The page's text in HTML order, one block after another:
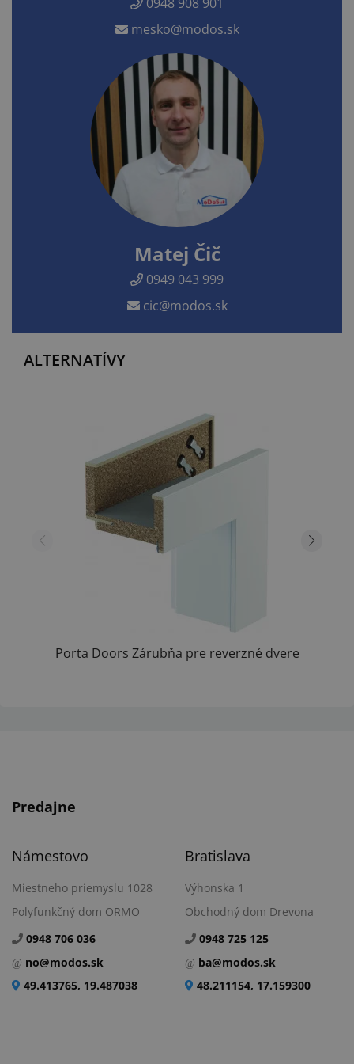
mesko@modos.sk
Matej Čič
0949 043 999
cic@modos.sk
ALTERNATÍVY
Porta Doors Zárubňa pre reverzné dvere
Predajne
Námestovo
Miestneho priemyslu 1028
Polyfunkčný dom ORMO
0948 706 036
no@modos.sk
49.413765, 19.487038
Bratislava
Výhonska 1
Obchodný dom Drevona
0948 725 125
ba@modos.sk
48.211154, 17.159300